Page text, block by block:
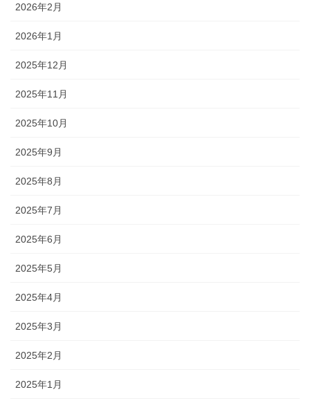
2026年2月
2026年1月
2025年12月
2025年11月
2025年10月
2025年9月
2025年8月
2025年7月
2025年6月
2025年5月
2025年4月
2025年3月
2025年2月
2025年1月